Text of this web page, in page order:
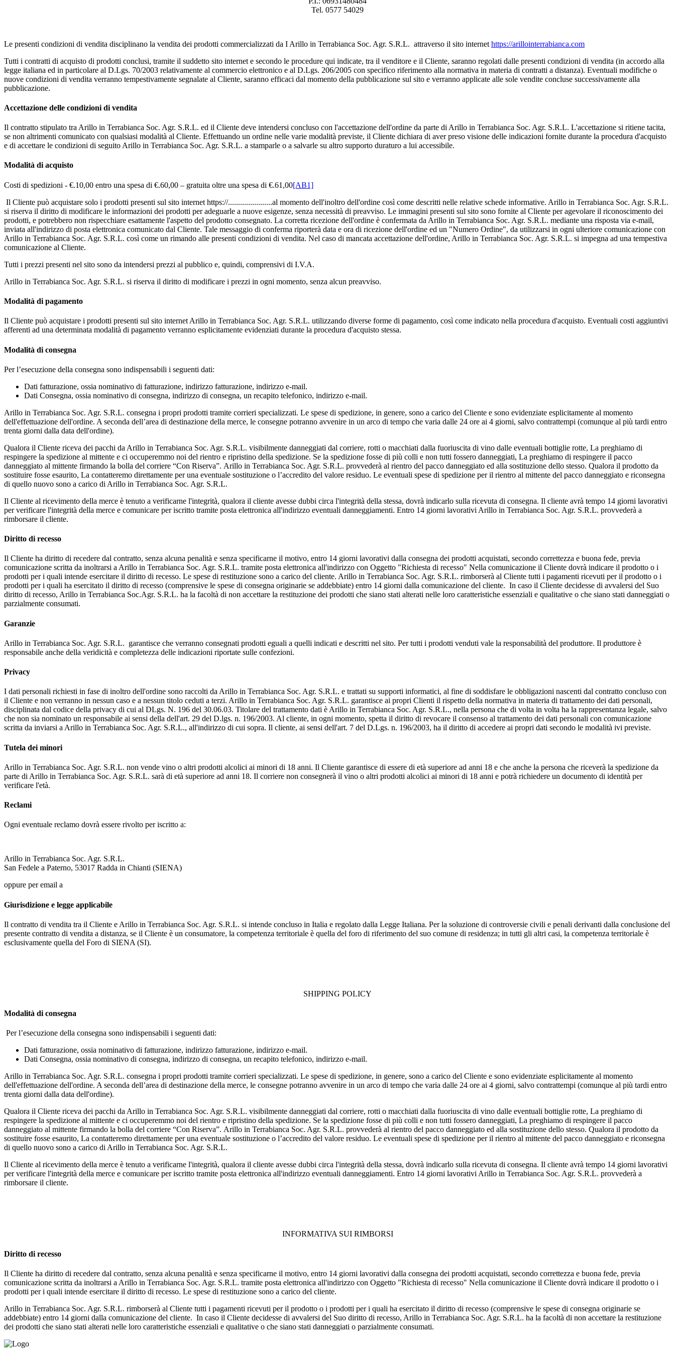
Tel. 0577 54029
Le presenti condizioni di vendita disciplinano la vendita dei prodotti commercializzati da I Arillo in Terrabianca Soc. Agr. S.R.L. attraverso il sito internet https://arillointerrabianca.com
Tutti i contratti di acquisto di prodotti conclusi, tramite il suddetto sito internet e secondo le procedure qui indicate, tra il venditore e il Cliente, saranno regolati dalle presenti condizioni di vendita (in accordo alla
legge italiana ed in particolare al D.Lgs. 70/2003 relativamente al commercio elettronico e al D.Lgs. 206/2005 con specifico riferimento alla normativa in materia di contratti a distanza). Eventuali modifiche o
nuove condizioni di vendita verranno tempestivamente segnalate al Cliente, saranno efficaci dal momento della pubblicazione sul sito e verranno applicate alle sole vendite concluse successivamente alla
pubblicazione.
Accettazione delle condizioni di vendita
Il contratto stipulato tra Arillo in Terrabianca Soc. Agr. S.R.L. ed il Cliente deve intendersi concluso con l'accettazione dell'ordine da parte di Arillo in Terrabianca Soc. Agr. S.R.L. L'accettazione si ritiene tacita,
se non altrimenti comunicato con qualsiasi modalità al Cliente. Effettuando un ordine nelle varie modalità previste, il Cliente dichiara di aver preso visione delle indicazioni fornite durante la procedura d'acquisto
e di accettare le condizioni di seguito Arillo in Terrabianca Soc. Agr. S.R.L. a stamparle o a salvarle su altro supporto duraturo a lui accessibile.
Modalità di acquisto
Costi di spedizioni - €.10,00 entro una spesa di €.60,00 – gratuita oltre una spesa di €.61,00[AB1]
Il Cliente può acquistare solo i prodotti presenti sul sito internet https://......................al momento dell'inoltro dell'ordine così come descritti nelle relative schede informative. Arillo in Terrabianca Soc. Agr. S.R.L.
si riserva il diritto di modificare le informazioni dei prodotti per adeguarle a nuove esigenze, senza necessità di preavviso. Le immagini presenti sul sito sono fornite al Cliente per agevolare il riconoscimento dei
prodotti, e potrebbero non rispecchiare esattamente l'aspetto del prodotto consegnato. La corretta ricezione dell'ordine è confermata da Arillo in Terrabianca Soc. Agr. S.R.L. mediante una risposta via e-mail,
inviata all'indirizzo di posta elettronica comunicato dal Cliente. Tale messaggio di conferma riporterà data e ora di ricezione dell'ordine ed un "Numero Ordine", da utilizzarsi in ogni ulteriore comunicazione con
Arillo in Terrabianca Soc. Agr. S.R.L. così come un rimando alle presenti condizioni di vendita. Nel caso di mancata accettazione dell'ordine, Arillo in Terrabianca Soc. Agr. S.R.L. si impegna ad una tempestiva
comunicazione al Cliente.
Tutti i prezzi presenti nel sito sono da intendersi prezzi al pubblico e, quindi, comprensivi di I.V.A.
Arillo in Terrabianca Soc. Agr. S.R.L. si riserva il diritto di modificare i prezzi in ogni momento, senza alcun preavviso.
Modalità di pagamento
Il Cliente può acquistare i prodotti presenti sul sito internet Arillo in Terrabianca Soc. Agr. S.R.L. utilizzando diverse forme di pagamento, così come indicato nella procedura d'acquisto. Eventuali costi aggiuntivi
afferenti ad una determinata modalità di pagamento verranno esplicitamente evidenziati durante la procedura d'acquisto stessa.
Modalità di consegna
Per l’esecuzione della consegna sono indispensabili i seguenti dati:
Dati fatturazione, ossia nominativo di fatturazione, indirizzo fatturazione, indirizzo e-mail.
Dati Consegna, ossia nominativo di consegna, indirizzo di consegna, un recapito telefonico, indirizzo e-mail.
Arillo in Terrabianca Soc. Agr. S.R.L. consegna i propri prodotti tramite corrieri specializzati. Le spese di spedizione, in genere, sono a carico del Cliente e sono evidenziate esplicitamente al momento
dell'effettuazione dell'ordine. A seconda dell’area di destinazione della merce, le consegne potranno avvenire in un arco di tempo che varia dalle 24 ore ai 4 giorni, salvo contrattempi (comunque al più tardi entro
trenta giorni dalla data dell'ordine).
Qualora il Cliente riceva dei pacchi da Arillo in Terrabianca Soc. Agr. S.R.L. visibilmente danneggiati dal corriere, rotti o macchiati dalla fuoriuscita di vino dalle eventuali bottiglie rotte, La preghiamo di
respingere la spedizione al mittente e ci occuperemmo noi del rientro e ripristino della spedizione. Se la spedizione fosse di più colli e non tutti fossero danneggiati, La preghiamo di respingere il pacco
danneggiato al mittente firmando la bolla del corriere “Con Riserva”. Arillo in Terrabianca Soc. Agr. S.R.L. provvederà al rientro del pacco danneggiato ed alla sostituzione dello stesso. Qualora il prodotto da
sostituire fosse esaurito, La contatteremo direttamente per una eventuale sostituzione o l’accredito del valore residuo. Le eventuali spese di spedizione per il rientro al mittente del pacco danneggiato e riconsegna
di quello nuovo sono a carico di Arillo in Terrabianca Soc. Agr. S.R.L.
Il Cliente al ricevimento della merce è tenuto a verificarne l'integrità, qualora il cliente avesse dubbi circa l'integrità della stessa, dovrà indicarlo sulla ricevuta di consegna. Il cliente avrà tempo 14 giorni lavorativi
per verificare l'integrità della merce e comunicare per iscritto tramite posta elettronica all'indirizzo eventuali danneggiamenti. Entro 14 giorni lavorativi Arillo in Terrabianca Soc. Agr. S.R.L. provvederà a
rimborsare il cliente.
Diritto di recesso
Il Cliente ha diritto di recedere dal contratto, senza alcuna penalità e senza specificarne il motivo, entro 14 giorni lavorativi dalla consegna dei prodotti acquistati, secondo correttezza e buona fede, previa
comunicazione scritta da inoltrarsi a Arillo in Terrabianca Soc. Agr. S.R.L. tramite posta elettronica all'indirizzo con Oggetto "Richiesta di recesso" Nella comunicazione il Cliente dovrà indicare il prodotto o i
prodotti per i quali intende esercitare il diritto di recesso. Le spese di restituzione sono a carico del cliente. Arillo in Terrabianca Soc. Agr. S.R.L. rimborserà al Cliente tutti i pagamenti ricevuti per il prodotto o i
prodotti per i quali ha esercitato il diritto di recesso (comprensive le spese di consegna originarie se addebbiate) entro 14 giorni dalla comunicazione del cliente. In caso il Cliente decidesse di avvalersi del Suo
diritto di recesso, Arillo in Terrabianca Soc.Agr. S.R.L. ha la facoltà di non accettare la restituzione dei prodotti che siano stati alterati nelle loro caratteristiche essenziali e qualitative o che siano stati danneggiati o
parzialmente consumati.
Garanzie
Arillo in Terrabianca Soc. Agr. S.R.L. garantisce che verranno consegnati prodotti eguali a quelli indicati e descritti nel sito. Per tutti i prodotti venduti vale la responsabilità del produttore. Il produttore è
responsabile anche della veridicità e completezza delle indicazioni riportate sulle confezioni.
Privacy
I dati personali richiesti in fase di inoltro dell'ordine sono raccolti da Arillo in Terrabianca Soc. Agr. S.R.L. e trattati su supporti informatici, al fine di soddisfare le obbligazioni nascenti dal contratto concluso con
il Cliente e non verranno in nessun caso e a nessun titolo ceduti a terzi. Arillo in Terrabianca Soc. Agr. S.R.L. garantisce ai propri Clienti il rispetto della normativa in materia di trattamento dei dati personali,
disciplinata dal codice della privacy di cui al DLgs. N. 196 del 30.06.03. Titolare del trattamento dati è Arillo in Terrabianca Soc. Agr. S.R.L., nella persona che di volta in volta ha la rappresentanza legale, salvo
che non sia nominato un responsabile ai sensi della dell'art. 29 del D.lgs. n. 196/2003. Al cliente, in ogni momento, spetta il diritto di revocare il consenso al trattamento dei dati personali con comunicazione
scritta da inviarsi a Arillo in Terrabianca Soc. Agr. S.R.L., all'indirizzo di cui sopra. Il cliente, ai sensi dell'art. 7 del D.Lgs. n. 196/2003, ha il diritto di accedere ai propri dati secondo le modalità ivi previste.
Tutela dei minori
Arillo in Terrabianca Soc. Agr. S.R.L. non vende vino o altri prodotti alcolici ai minori di 18 anni. Il Cliente garantisce di essere di età superiore ad anni 18 e che anche la persona che riceverà la spedizione da
parte di Arillo in Terrabianca Soc. Agr. S.R.L. sarà di età superiore ad anni 18. Il corriere non consegnerà il vino o altri prodotti alcolici ai minori di 18 anni e potrà richiedere un documento di identità per
verificare l'età.
Reclami
Ogni eventuale reclamo dovrà essere rivolto per iscritto a:
Arillo in Terrabianca Soc. Agr. S.R.L.
San Fedele a Paterno, 53017 Radda in Chianti (SIENA)
oppure per email a
Giurisdizione e legge applicabile
Il contratto di vendita tra il Cliente e Arillo in Terrabianca Soc. Agr. S.R.L. si intende concluso in Italia e regolato dalla Legge Italiana. Per la soluzione di controversie civili e penali derivanti dalla conclusione del
presente contratto di vendita a distanza, se il Cliente è un consumatore, la competenza territoriale è quella del foro di riferimento del suo comune di residenza; in tutti gli altri casi, la competenza territoriale è
esclusivamente quella del Foro di SIENA (SI).
SHIPPING POLICY
Modalità di consegna
Per l’esecuzione della consegna sono indispensabili i seguenti dati:
Dati fatturazione, ossia nominativo di fatturazione, indirizzo fatturazione, indirizzo e-mail.
Dati Consegna, ossia nominativo di consegna, indirizzo di consegna, un recapito telefonico, indirizzo e-mail.
Arillo in Terrabianca Soc. Agr. S.R.L. consegna i propri prodotti tramite corrieri specializzati. Le spese di spedizione, in genere, sono a carico del Cliente e sono evidenziate esplicitamente al momento
dell'effettuazione dell'ordine. A seconda dell’area di destinazione della merce, le consegne potranno avvenire in un arco di tempo che varia dalle 24 ore ai 4 giorni, salvo contrattempi (comunque al più tardi entro
trenta giorni dalla data dell'ordine).
Qualora il Cliente riceva dei pacchi da Arillo in Terrabianca Soc. Agr. S.R.L. visibilmente danneggiati dal corriere, rotti o macchiati dalla fuoriuscita di vino dalle eventuali bottiglie rotte, La preghiamo di
respingere la spedizione al mittente e ci occuperemmo noi del rientro e ripristino della spedizione. Se la spedizione fosse di più colli e non tutti fossero danneggiati, La preghiamo di respingere il pacco
danneggiato al mittente firmando la bolla del corriere “Con Riserva”. Arillo in Terrabianca Soc. Agr. S.R.L. provvederà al rientro del pacco danneggiato ed alla sostituzione dello stesso. Qualora il prodotto da
sostituire fosse esaurito, La contatteremo direttamente per una eventuale sostituzione o l’accredito del valore residuo. Le eventuali spese di spedizione per il rientro al mittente del pacco danneggiato e riconsegna
di quello nuovo sono a carico di Arillo in Terrabianca Soc. Agr. S.R.L.
Il Cliente al ricevimento della merce è tenuto a verificarne l'integrità, qualora il cliente avesse dubbi circa l'integrità della stessa, dovrà indicarlo sulla ricevuta di consegna. Il cliente avrà tempo 14 giorni lavorativi
per verificare l'integrità della merce e comunicare per iscritto tramite posta elettronica all'indirizzo eventuali danneggiamenti. Entro 14 giorni lavorativi Arillo in Terrabianca Soc. Agr. S.R.L. provvederà a
rimborsare il cliente.
INFORMATIVA SUI RIMBORSI
Diritto di recesso
Il Cliente ha diritto di recedere dal contratto, senza alcuna penalità e senza specificarne il motivo, entro 14 giorni lavorativi dalla consegna dei prodotti acquistati, secondo correttezza e buona fede, previa
comunicazione scritta da inoltrarsi a Arillo in Terrabianca Soc. Agr. S.R.L. tramite posta elettronica all'indirizzo con Oggetto "Richiesta di recesso" Nella comunicazione il Cliente dovrà indicare il prodotto o i
prodotti per i quali intende esercitare il diritto di recesso. Le spese di restituzione sono a carico del cliente.
Arillo in Terrabianca Soc. Agr. S.R.L. rimborserà al Cliente tutti i pagamenti ricevuti per il prodotto o i prodotti per i quali ha esercitato il diritto di recesso (comprensive le spese di consegna originarie se
addebbiate) entro 14 giorni dalla comunicazione del cliente. In caso il Cliente decidesse di avvalersi del Suo diritto di recesso, Arillo in Terrabianca Soc. Agr. S.R.L. ha la facoltà di non accettare la restituzione
dei prodotti che siano stati alterati nelle loro caratteristiche essenziali e qualitative o che siano stati danneggiati o parzialmente consumati.